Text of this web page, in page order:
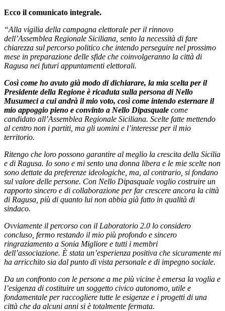
Ecco il comunicato integrale.
“Alla vigilia della campagna elettorale per il rinnovo
dell’Assemblea Regionale Siciliana, sento la necessità di fare
chiarezza sul percorso politico che intendo perseguire nel prossimo
mese in preparazione delle sfide che coinvolgeranno la città di
Ragusa nei futuri appuntamenti elettorali.
Così come ho avuto già modo di dichiarare, la mia scelta per il
Presidente della Regione è ricaduta sulla persona di Nello
Musumeci a cui andrà il mio voto, così come intendo esternare il
mio appoggio pieno e convinto a Nello Dipasquale come
candidato all’Assemblea Regionale Siciliana. Scelte fatte mettendo
al centro non i partiti, ma gli uomini e l’interesse per il mio
territorio.
Ritengo che loro possono garantire al meglio la crescita della Sicilia
e di Ragusa. Io sono e mi sento una donna libera e le mie scelte non
sono dettate da preferenze ideologiche, ma, al contrario, si fondano
sul valore delle persone. Con Nello Dipasquale voglio costruire un
rapporto sincero e di collaborazione per far crescere ancora la città
di Ragusa, più di quanto lui non abbia già fatto in qualità di
sindaco.
Ovviamente il percorso con il Laboratorio 2.0 lo considero
concluso, fermo restando il mio più profondo e sincero
ringraziamento a Sonia Migliore e tutti i membri
dell’associazione. È stata un’esperienza positiva che sicuramente mi
ha arricchito sia dal punto di vista personale e di impegno sociale.
Da un confronto con le persone a me più vicine è emersa la voglia e
l’esigenza di costituire un soggetto civico autonomo, utile e
fondamentale per raccogliere tutte le esigenze e i progetti di una
città che da alcuni anni si è totalmente fermata.